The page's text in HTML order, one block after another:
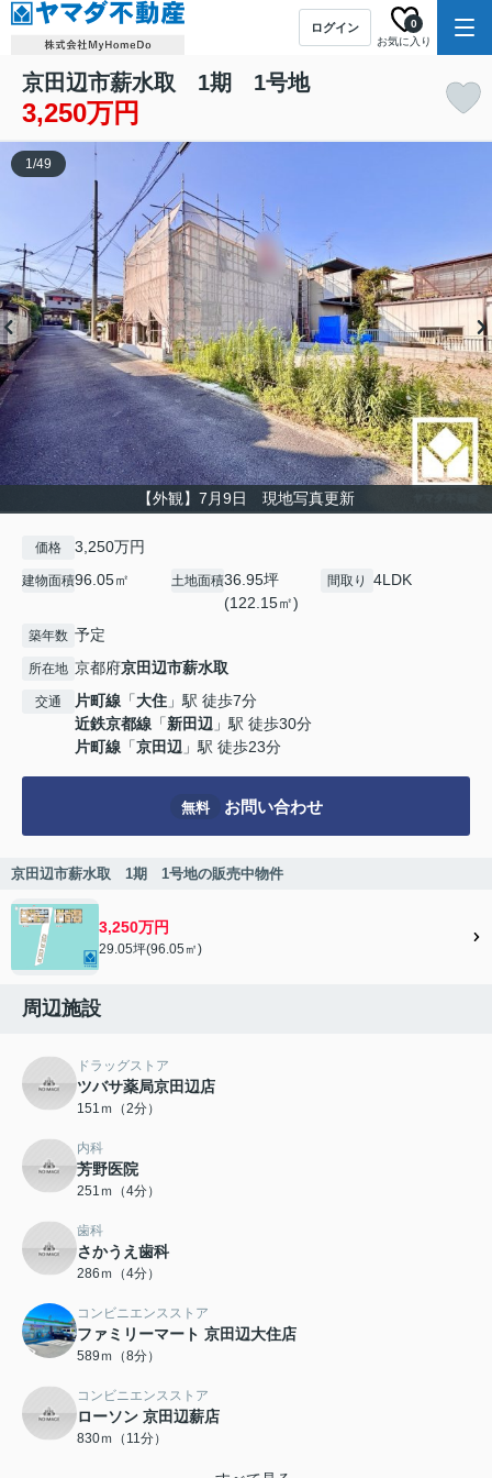
ログイン
お気に入り
0
京田辺市薪水取 1期 1号地
3,250万円
【外観】7月9日 現地写真更新
1/49
価格 3,250万円
建物面積96.05㎡ 土地面積36.95坪
(122.15㎡)
間取り 4LDK
築年数 予定
所在地 京都府京田辺市薪水取
交通 片町線 「大住 」駅 徒歩7分
近鉄京都線 「新田辺 」駅 徒歩30分
片町線 「京田辺 」駅 徒歩23分
無料 お問い合わせ
京田辺市薪水取 1期 1号地の販売中物件
3,250万円
29.05坪(96.05㎡)
周辺施設
ドラッグストア
ツバサ薬局京田辺店
151ｍ（2分）
内科
芳野医院
251ｍ（4分）
歯科
さかうえ歯科
286ｍ（4分）
コンビニエンスストア
ファミリーマート 京田辺大住店
589ｍ（8分）
コンビニエンスストア
ローソン 京田辺薪店
830ｍ（11分）